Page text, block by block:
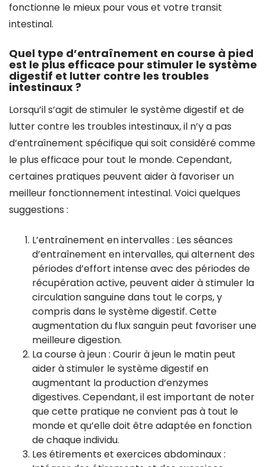
fonctionne le mieux pour vous et votre transit
intestinal.
Quel type d’entraînement en course à pied
est le plus efficace pour stimuler le système
digestif et lutter contre les troubles
intestinaux ?
Lorsqu’il s’agit de stimuler le système digestif et de
lutter contre les troubles intestinaux, il n’y a pas
d’entraînement spécifique qui soit considéré comme
le plus efficace pour tout le monde. Cependant,
certaines pratiques peuvent aider à favoriser un
meilleur fonctionnement intestinal. Voici quelques
suggestions :
L’entraînement en intervalles : Les séances
d’entraînement en intervalles, qui alternent des
périodes d’effort intense avec des périodes de
récupération active, peuvent aider à stimuler la
circulation sanguine dans tout le corps, y
compris dans le système digestif. Cette
augmentation du flux sanguin peut favoriser une
meilleure digestion.
La course à jeun : Courir à jeun le matin peut
aider à stimuler le système digestif en
augmentant la production d’enzymes
digestives. Cependant, il est important de noter
que cette pratique ne convient pas à tout le
monde et qu’elle doit être adaptée en fonction
de chaque individu.
Les étirements et exercices abdominaux :